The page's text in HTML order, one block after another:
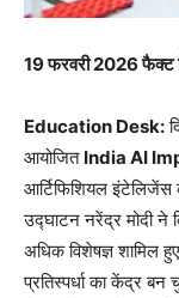
19 फरवरी 2026 फैक्ट
Education Desk:
आयोजित India AI
आर्टिफिशियल इंटेलिजेंस
उद्घाटननरेंद्र मोदीने
अधिक विशेषज्ञ शामिल
प्रतिस्पर्धा का केंद्र